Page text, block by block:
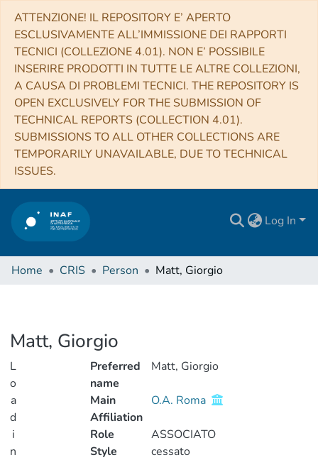
ATTENZIONE! IL REPOSITORY E’ APERTO
ESCLUSIVAMENTE ALL’IMMISSIONE DEI RAPPORTI
TECNICI (COLLEZIONE 4.01). NON E’ POSSIBILE
INSERIRE PRODOTTI IN TUTTE LE ALTRE COLLEZIONI,
A CAUSA DI PROBLEMI TECNICI. THE REPOSITORY IS
OPEN EXCLUSIVELY FOR THE SUBMISSION OF
TECHNICAL REPORTS (COLLECTION 4.01).
SUBMISSIONS TO ALL OTHER COLLECTIONS ARE
TEMPORARILY UNAVAILABLE, DUE TO TECHNICAL
ISSUES.
Log In
Home CRIS Person Matt, Giorgio
Matt, Giorgio
L
o
a
d
i
n
Preferred
name
Matt, Giorgio
Main
Affiliation
O.A. Roma
Role
ASSOCIATO
Style
cessato